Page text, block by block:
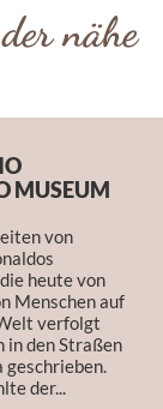
nähe
MUSEUM
von
heute von
Menschen auf
verfolgt
in den Straßen
geschrieben.
der...